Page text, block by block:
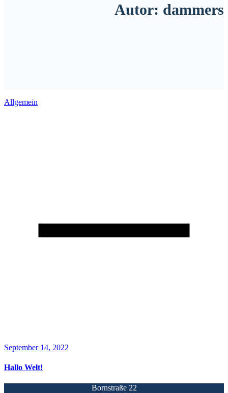
Autor: dammers
Allgemein
September 14, 2022
Hallo Welt!
Bornstraße 22